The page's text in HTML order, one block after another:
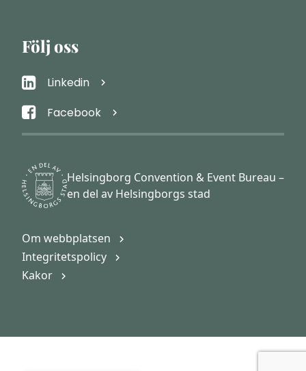
Följ oss
Linkedin
Facebook
Helsingborg Convention & Event Bureau –
en del av Helsingborgs stad
Om webbplatsen
Integritetspolicy
Kakor